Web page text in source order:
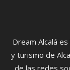
Dream Alcalá
y turismo de
de las redes